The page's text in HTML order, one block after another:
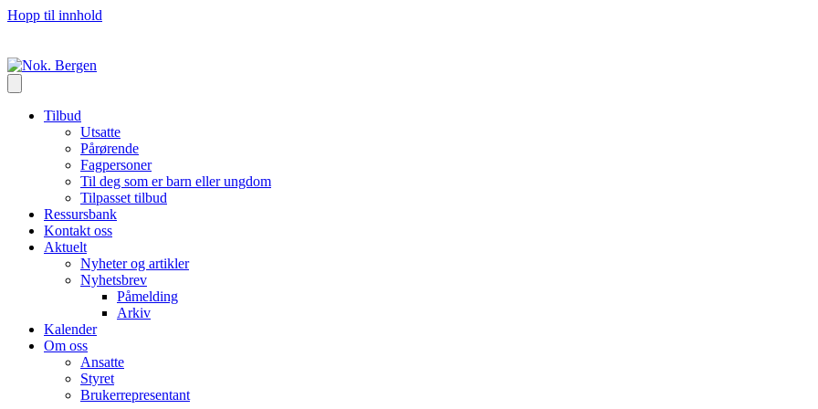
Hopp til innhold
Tilbud
Utsatte
Pårørende
Fagpersoner
Til deg som er barn eller ungdom
Tilpasset tilbud
Ressursbank
Kontakt oss
Aktuelt
Nyheter og artikler
Nyhetsbrev
Påmelding
Arkiv
Kalender
Om oss
Ansatte
Styret
Brukerrepresentant